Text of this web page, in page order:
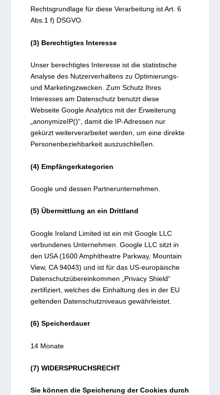
Rechtsgrundlage für diese Verarbeitung ist Art. 6
Abs.1 f) DSGVO.
(3) Berechtigtes Interesse
Unser berechtigtes Interesse ist die statistische
Analyse des Nutzerverhaltens zu Optimierungs-
und Marketingzwecken. Zum Schutz Ihres
Interesses am Datenschutz benutzt diese
Webseite Google Analytics mit der Erweiterung
„anonymizeIP()“, damit die IP-Adressen nur
gekürzt weiterverarbeitet werden, um eine direkte
Personenbeziehbarkeit auszuschließen.
(4) Empfängerkategorien
Google und dessen Partnerunternehmen.
(5) Übermittlung an ein Drittland
Google Ireland Limited ist ein mit Google LLC
verbundenes Unternehmen. Google LLC sitzt in
den USA (1600 Amphitheatre Parkway, Mountain
View, CA 94043) und ist für das US-europäische
Datenschutzübereinkommen „Privacy Shield“
zertifiziert, welches die Einhaltung des in der EU
geltenden Datenschutzniveaus gewährleistet.
(6) Speicherdauer
14 Monate
(7) WIDERSPRUCHSRECHT
Sie können die Speicherung der Cookies durch